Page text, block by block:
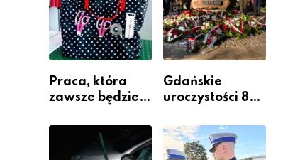
Powiatowej
Praca, która
zawsze będzie
krawiectwo
Gdańskie
uroczystości 82.
wybuchu
Powstania